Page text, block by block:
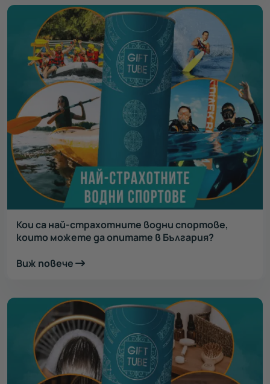
Кои са най-страхотните водни спортове,
които можете да опитате в България?
Виж повече